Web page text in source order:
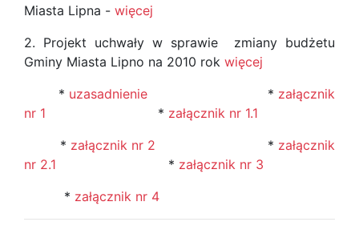
Miasta Lipna - więcej
2. Projekt uchwały w sprawie zmiany budżetu
Gminy Miasta Lipno na 2010 rok więcej
* uzasadnienie * załącznik
nr 1 * załącznik nr 1.1
* załącznik nr 2 * załącznik
nr 2.1 * załącznik nr 3
* załącznik nr 4